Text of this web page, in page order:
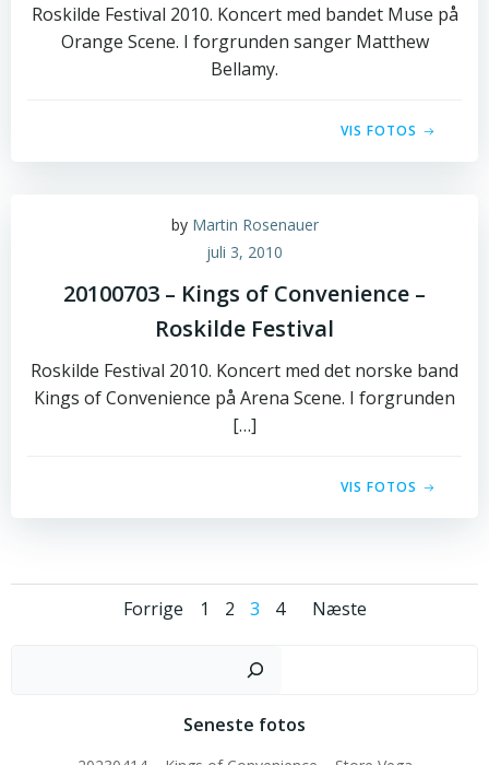
Roskilde Festival 2010. Koncert med bandet Muse på
Orange Scene. I forgrunden sanger Matthew
Bellamy.
VIS FOTOS
by Martin Rosenauer
juli 3, 2010
20100703 – Kings of Convenience –
Roskilde Festival
Roskilde Festival 2010. Koncert med det norske band
Kings of Convenience på Arena Scene. I forgrunden
[…]
VIS FOTOS
Posts
navigation
Forrige
Posts
navigation
Page
1 Page
2 Page
3 Page
4
Posts
Næste
Seneste fotos